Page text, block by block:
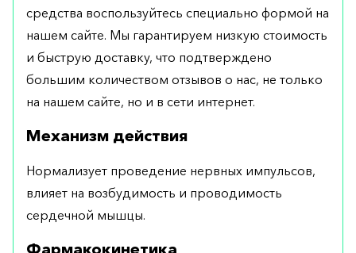
средства воспользуйтесь специально формой на
нашем сайте. Мы гарантируем низкую стоимость
и быструю доставку, что подтверждено
большим количеством отзывов о нас, не только
на нашем сайте, но и в сети интернет.
Механизм действия
Нормализует проведение нервных импульсов,
влияет на возбудимость и проводимость
сердечной мышцы.